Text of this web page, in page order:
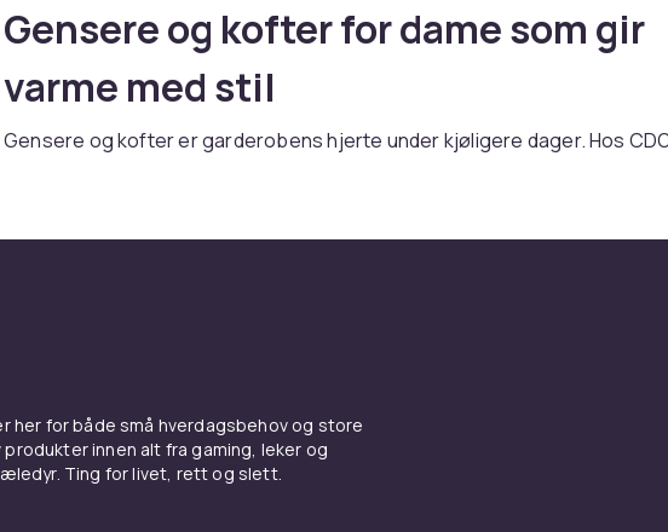
Gensere og kofter for dame som gir
varme med stil
Gensere og kofter er garderobens hjerte under kjøligere dager. Hos
Strikk og kofter
Strikkede gensere i merinoull gir oppkledd komfort. Kofter med glidelås
knapper er praktiske lag. Oversized strikk gir omboet look.
her for både små hverdagsbehov og store
innen alt fra gaming, leker og
Ting for livet, rett og slett.